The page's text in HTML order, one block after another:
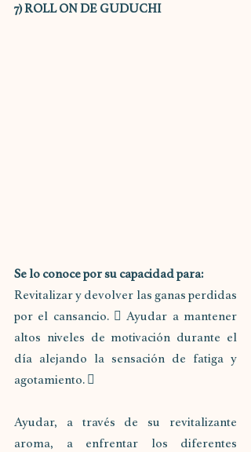
7) ROLL ON DE GUDUCHI
Se lo conoce por su capacidad para:
Revitalizar y devolver las ganas perdidas
por el cansancio.  Ayudar a mantener
altos niveles de motivación durante el
día alejando la sensación de fatiga y
agotamiento. 
Ayudar, a través de su revitalizante
aroma, a enfrentar los diferentes